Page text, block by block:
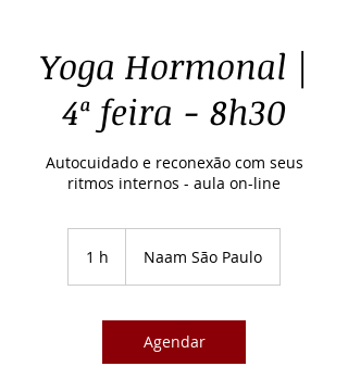
Yoga Hormonal |
4ª feira - 8h30
Autocuidado e reconexão com seus
ritmos internos - aula on-line
1 h Naam São Paulo
Agendar